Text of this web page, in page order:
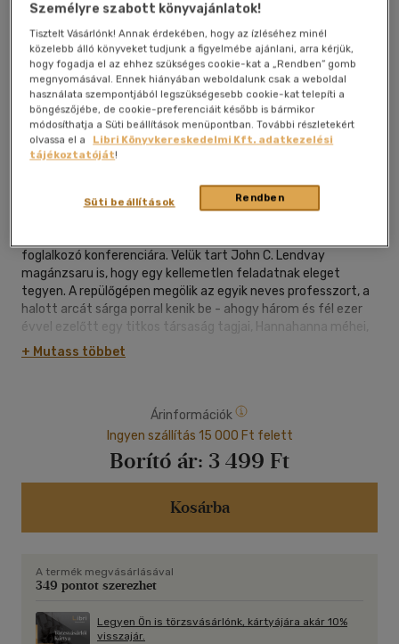
Kívánságlistához adom
ragasztott|484 oldal
foglalkozó konferenciára. Velük tart John C. Lendvay
magánzsaru is, hogy egy kellemetlen feladatnak eleget
tegyen. A repülőgépen megölik az egyik neves professzort, a
halott arcát sárga porral kenik be - ahogy három és fél ezer
évvel ezelőtt egy titkos társaság tagjai, Hannahanna méhei,
az áldozataikét. A konferencia helyszínén tovább
folytatódnak a gyilkosságok. Lendvay ekkor munkához lát.
Vajon sikerül-e megtalálnia Hannahanna elrejtett templomát
és a gyilkos "méheket"? Fény derül-e az ősi titokra? Leslie L.
Lawrence izgalmas regénye a "török Riviérára" kalauzol
bennünket, ahol holdas éjszakákon még mindig felsejlenek az
ősi istenek és birodalmak árnyai.
+ Mutass többet
Árinformációk
Ingyen szállítás 15 000 Ft felett
Borító ár: 3 499 Ft
Kosárba
A termék megvásárlásával
349 pontot szerezhet
Legyen Ön is törzsvásárlónk, kártyájára akár 10%
visszajár.
Személyre szabott könyvajánlatok!
Tisztelt Vásárlónk! Annak érdekében, hogy az ízléséhez minél
közelebb álló könyveket tudjunk a figyelmébe ajánlani, arra kérjük,
hogy fogadja el az ehhez szükséges cookie-kat a „Rendben” gomb
megnyomásával. Ennek hiányában weboldalunk csak a weboldal
használata szempontjából legszükségesebb cookie-kat telepíti a
böngészőjébe, de cookie-preferenciáit később is bármikor
módosíthatja a Süti beállítások menüpontban. További részletekért
olvassa el a
Libri Könyvkereskedelmi Kft. adatkezelési
tájékoztatóját!
Rendben
Süti beállítások